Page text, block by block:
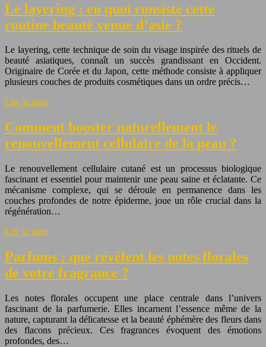
Le layering : en quoi consiste cette
routine beauté venue d’asie ?
Le layering, cette technique de soin du visage inspirée des rituels de
beauté asiatiques, connaît un succès grandissant en Occident.
Originaire de Corée et du Japon, cette méthode consiste à appliquer
plusieurs couches de produits cosmétiques dans un ordre précis…
Lire la suite
Comment booster naturellement le
renouvellement cellulaire de la peau ?
Le renouvellement cellulaire cutané est un processus biologique
fascinant et essentiel pour maintenir une peau saine et éclatante. Ce
mécanisme complexe, qui se déroule en permanence dans les
couches profondes de notre épiderme, joue un rôle crucial dans la
régénération…
Lire la suite
Parfums : que révèlent les notes florales
de votre fragrance ?
Les notes florales occupent une place centrale dans l’univers
fascinant de la parfumerie. Elles incarnent l’essence même de la
nature, capturant la délicatesse et la beauté éphémère des fleurs dans
des flacons précieux. Ces fragrances évoquent des émotions
profondes, des…